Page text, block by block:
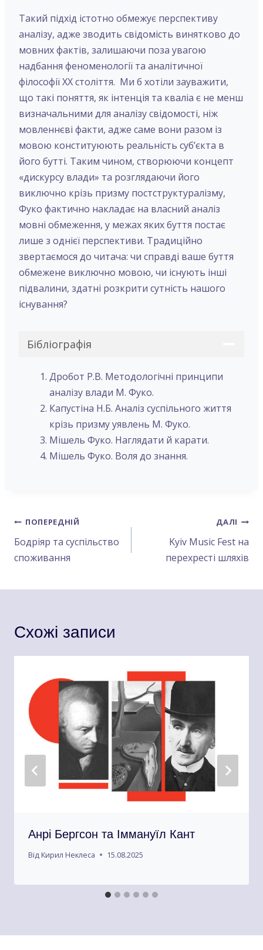
Такий підхід істотно обмежує перспективу
аналізу, адже зводить свідомість винятково до
мовних фактів, залишаючи поза увагою
надбання феноменології та аналітичної
філософії ХХ століття. Ми б хотіли зауважити,
що такі поняття, як інтенція та кваліа є не менш
визначальними для аналізу свідомості, ніж
мовленнєві факти, адже саме вони разом із
мовою конституюють реальність суб’єкта в
його бутті. Таким чином, створюючи концепт
«дискурсу влади» та розглядаючи його
виключно крізь призму постструктуралізму,
Фуко фактично накладає на власний аналіз
мовні обмеження, у межах яких буття постає
лише з однієї перспективи. Традиційно
звертаємося до читача: чи справді ваше буття
обмежене виключно мовою, чи існують інші
підвалини, здатні розкрити сутність нашого
існування?
Бібліографія
Дробот Р.В. Методологічні принципи
аналізу влади М. Фуко.
Капустіна Н.Б. Аналіз суспільного життя
крізь призму уявлень М. Фуко.
Мішель Фуко. Наглядати й карати.
Мішель Фуко. Воля до знання.
Навігація
записів
ПОПЕРЕДНІЙ
Бодріяр та суспільство
споживання
ДАЛІ
Kyiv Music Fest на
перехресті шляхів
Схожі записи
Анрі Бергсон та Іммануїл Кант
Від Кирил Неклеса 15.08.2025